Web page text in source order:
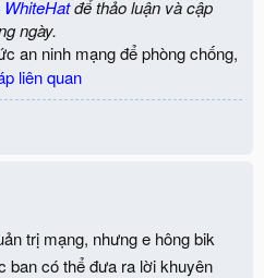
WhiteHatđể thảo luận và cập
ngày.
an ninh mạng để phòng chống,
liên quan
trị mạng, nhưng e hông bik
ban có thể đưa ra lời khuyên